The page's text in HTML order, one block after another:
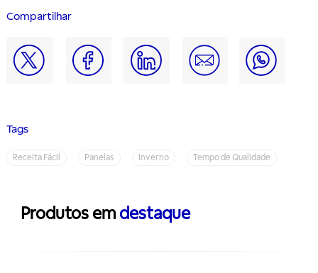
Compartilhar
Tags
Receita Fácil Panelas Inverno Tempo de Qualidade
Produtos em destaque